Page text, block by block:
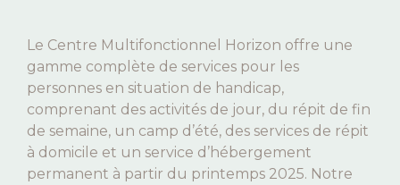
Le Centre Multifonctionnel Horizon offre une
gamme complète de services pour les
personnes en situation de handicap,
comprenant des activités de jour, du répit de fin
de semaine, un camp d’été, des services de répit
à domicile et un service d’hébergement
permanent à partir du printemps 2025. Notre